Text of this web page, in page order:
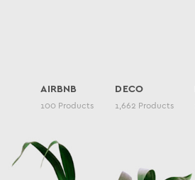
AIRBNB
100 Products
DECO
1,662 Products